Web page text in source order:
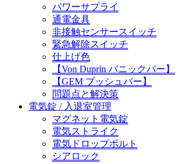
パワーサプライ
通電金具
非接触センサースイッチ
緊急解除スイッチ
仕上げ色
【Von Duprin パニックバー】
【GEM プッシュバー】
問題点と解決策
電気錠 / 入退室管理
マグネット電気錠
電気ストライク
電気ドロップボルト
シアロック